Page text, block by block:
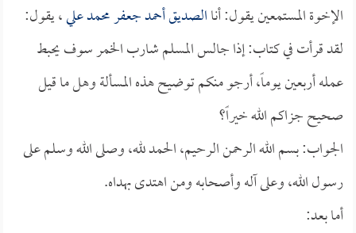
الإخوة المستمعين يقول: أناالصديق أحمد جعفر محمد علي، يقول:
لقد قرأت في كتاب: إذا جالس المسلم شارب الخمر سوف يحبط
عمله أربعين يوماً، أرجو منكم توضيح هذه المسألة وهل ما قيل
صحيح جزاكم الله خيراً؟
الجواب: بسم الله الرحمن الرحيم، الحمد لله، وصلى الله وسلم على
رسول الله، وعلى آله وأصحابه ومن اهتدى بهداه.
أما بعد: